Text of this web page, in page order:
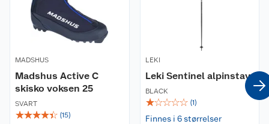
MADSHUS
Madshus Active C
skisko voksen 25
SVART
☆☆☆☆☆ (15)
LEKI
Leki Sentinel alpinstav
BLACK
☆☆☆☆☆ (1)
Finnes i 6 størrelser